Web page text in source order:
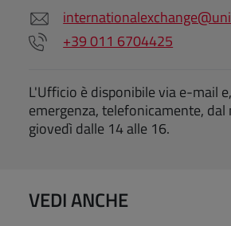
+39 011 6704425
L'Ufficio è disponibile via e-mail
emergenza, telefonicamente, dal
giovedì dalle 14 alle 16.
VEDI ANCHE